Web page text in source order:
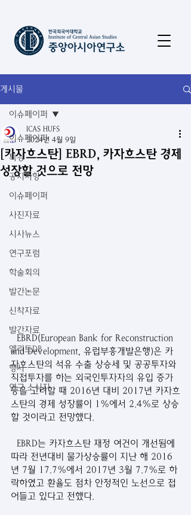
게시물
이슈페이퍼
특강
공지사항
이슈페이퍼
사진자료
시사뉴스
연구포럼
학술회의
발간논문
신착자료
발간자료
엘리트DB
행사
연구 소식지
이슈페이퍼
[카자흐스탄] EBRD, 카자흐스탄 경제
성장할 것으로 전망
ICAS HUFS
2024년 4월 9일
EBRD(European Bank for Reconstruction
and Development, 유럽부흥개발은행)은 카
자흐스탄의 석유 수출 상승세 및 공공투자와
직접투자를 하는 외국인투자자의 유입 증가
등을 고려할 때 2016년 대비 2017년 카자흐
스탄의 경제 성장률이 1%에서 2.4%로 상승
할 것이라고 전망했다.
EBRD는 카자흐스탄 재정 여건이 개선됨에
따라 전년대비 물가상승률이 지난 해 2016
년 7월 17.7%에서 2017년 3월 7.7%로 하
락하였고 환율도 점차 안정적인 노선으로 접
어들고 있다고 전했다.